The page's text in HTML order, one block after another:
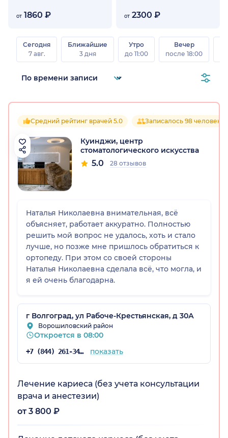
обл.)
от 1860 ₽ от 2300 ₽
Сегодня
7 авг.
Ближайшие
3 дня
Утро
до 11:00
Вечер
после 18:00
Средний рейтинг врачей 5.0 Записалось 98 человек
Куинджи, центр
стоматологического искусства
5.0 28 отзывов
Наталья Николаевна внимательная, всё
объясняет, работает аккуратно. Полностью
решить мой вопрос не удалось, хоть и стало
лучше, но позже мне пришлось обратиться к
ортопеду. При этом со своей стороны
Наталья Николаевна сделала всё, что могла, и
я ей очень благодарна.
г Волгоград, ул Рабоче-Крестьянская, д 30А
Ворошиловский район
Откроется в 08:00
+7 (844) 261-34-28 показать
Лечение кариеса (без учета консультации
врача и анестезии)
от 3 800 ₽